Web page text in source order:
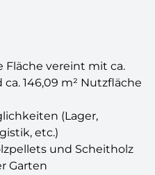
Fläche vereint mit ca.
146,09 m² Nutzfläche
(Lager,
etc.)
und Scheitholz
Garten